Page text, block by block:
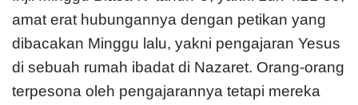
amat erat hubungannya dengan petikan yang
dibacakan Minggu lalu, yakni pengajaran Yesus
di sebuah rumah ibadat di Nazaret. Orang-orang
terpesona oleh pengajarannya tetapi mereka